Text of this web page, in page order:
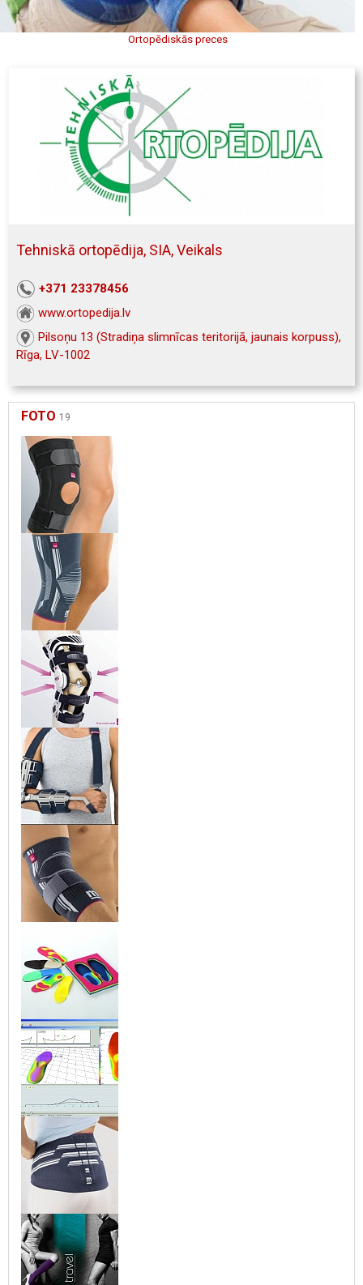
Ortopēdiskās preces
Tehniskā ortopēdija, SIA, Veikals
+371 23378456
www.ortopedija.lv
Pilsoņu 13 (Stradiņa slimnīcas teritorijā, jaunais korpuss),
Rīga, LV-1002
FOTO 19